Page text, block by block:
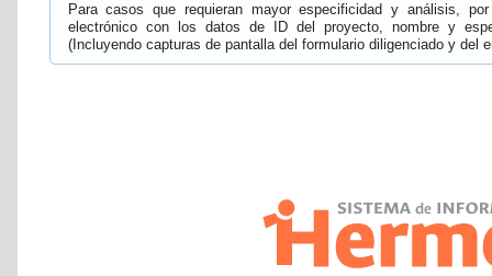
Para casos que requieran mayor especificidad y análisis,
electrónico con los datos de ID del proyecto, nombre y
(Incluyendo capturas de pantalla del formulario diligenciado y del